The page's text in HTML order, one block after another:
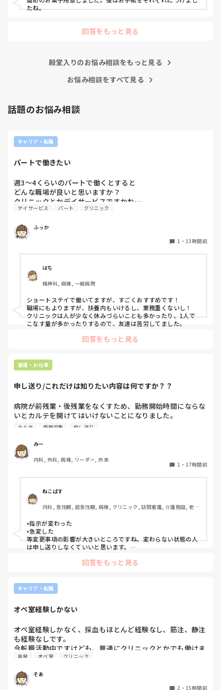
もし無視されたら、それは相手の看護師の職務怠慢ですから、
その時に初めて上司に相談したらいいんです。
まだ一年目なんですから、他の看護師の仕事をフォローする必
ましてや、噂話で他人を陥れるような腐った看護師たちに、な
ぜせいさんが手を貸さないといけないんですか？
正直努力するなら、ご自身の看護師としての成長のために、そ
私のお勧めは、転職して性格的に背伸びをしなくてもよい働き
たね。
回答をもっと見る
殿堂入りのお悩み相談をもっと見る
お悩み相談をすべて見る
話題のお悩み相談
キャリア・転職
パートで働きたい
週3〜4くらいのパートで働くとすると
どんな職場が良いと思いますか？
クリニックとかデイサービスですかね…
デイサービス パート クリニック
ふっか
1 ・ 13時間前
はち
精神科, 病棟, 一般病院
ショートステイで働いてますが、すごくおすすめです！
職場にもよりますが、扶養内もいけるし、業務重くないし！
クリニックは人が少なく休みづらいことも多かったり、1人で
こなす量が多かったりするので、友達は苦労してました。
回答をもっと見る
看護・お仕事
申し送り/これだけは知りたい内容は何ですか？？
病院が前残業・後残業をなくすため、勤務開始時間にならな
いとカルテを開けてはいけないことになりました。
りと記録に残していない場合はとても困ることが増えまし
た。申し送り自体は存在していますが、後残業もなくす風潮
で、5分以内で終わるように、と言われています。
人にもよるのですが、端的な申し送りのためにこれだけは知
っておきたい内容は何ですか？？
カルテ 情報収集 申し送り
みー
内科, 外科, 病棟, リーダー, 外来
1 ・ 17時間前
ねこばす
内科, 急性期, 超急性期, 病棟, クリニック, 訪問看護, 介護施設, 老健
末期, 透析, 保育園・学校, SCU, 派遣, 小規模多機能, 看護多機能
•指示が変わった
•急変した
等変更事項の影響が大きいところですね。変わらない状態の人
は申し送りしなくていいと思います。
Wordで文章を作って渡してました。
回答をもっと見る
キャリア・転職
オペ室経験しかない
オペ室経験しかなく、採血もほとんど経験なし、筋注、静注
も経験なしです。
今転職活動中ですけども、普通にクリニックとかでも働けま
すかね(考えてるところは、眼科や皮膚科あたりです)
もう一つ、単発のバイトもしたいのですがオペ室経験しかな
い人でも働けるようなところはありますかね。
単発 オペ室 クリニック
そあ
2 ・ 15時間前